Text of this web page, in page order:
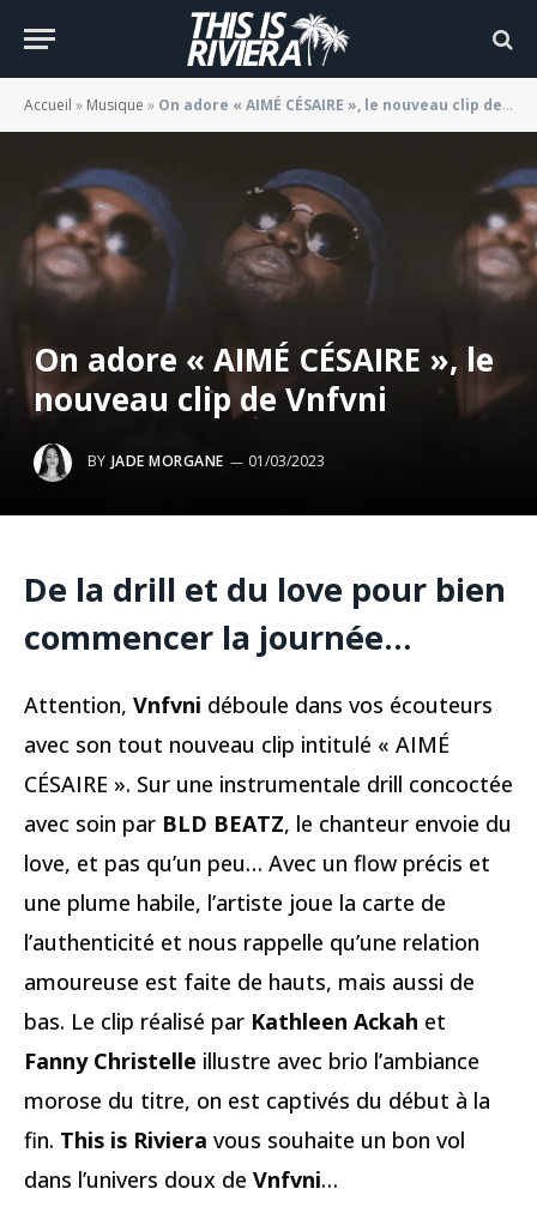
Accueil » Musique » On adore « AIMÉ CÉSAIRE », le nouveau clip de Vnfvni
On adore « AIMÉ CÉSAIRE », le
nouveau clip de Vnfvni
BY JADE MORGANE 01/03/2023
De la drill et du love pour bien
commencer la journée…
Attention, Vnfvni déboule dans vos écouteurs
avec son tout nouveau clip intitulé « AIMÉ
CÉSAIRE ». Sur une instrumentale drill concoctée
avec soin par BLD BEATZ, le chanteur envoie du
love, et pas qu’un peu… Avec un flow précis et
une plume habile, l’artiste joue la carte de
l’authenticité et nous rappelle qu’une relation
amoureuse est faite de hauts, mais aussi de
bas. Le clip réalisé par Kathleen Ackah et
Fanny Christelle illustre avec brio l’ambiance
morose du titre, on est captivés du début à la
fin. This is Riviera vous souhaite un bon vol
dans l’univers doux de Vnfvni…